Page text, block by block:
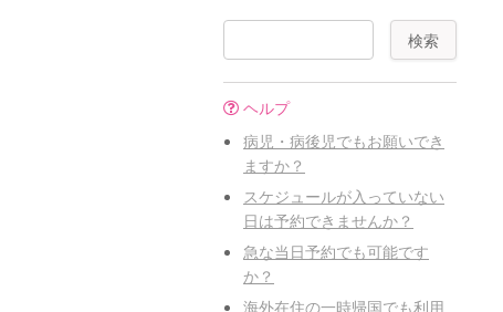
ヘルプ
病児・病後児でもお願いでき
ますか？
スケジュールが入っていない
日は予約できませんか？
急な当日予約でも可能です
か？
海外在住の一時帰国でも利用